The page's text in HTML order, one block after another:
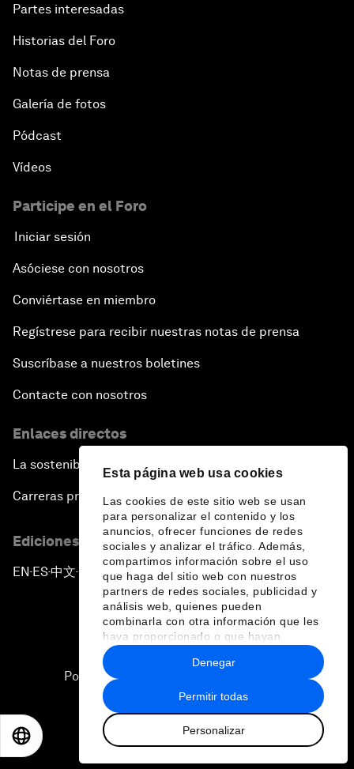
Esta página web usa cookies
Las cookies de este sitio web se usan
para personalizar el contenido y los
anuncios, ofrecer funciones de redes
sociales y analizar el tráfico. Además,
compartimos información sobre el uso
que haga del sitio web con nuestros
partners de redes sociales, publicidad y
análisis web, quienes pueden
combinarla con otra información que les
haya proporcionado o que hayan
recopilado a partir del uso que haya
hecho de sus servicios.
Permitir todas
Personalizar
Denegar
Partes interesadas
Historias del Foro
Notas de prensa
Galería de fotos
Pódcast
Vídeos
Participe en el Foro
Iniciar sesión
Asóciese con nosotros
Conviértase en miembro
Regístrese para recibir nuestras notas de prensa
Suscríbase a nuestros boletines
Contacte con nosotros
Enlaces directos
La sostenibilidad en el Foro
Carreras profesionales
Ediciones en otros idiomas
EN ▪ES▪中文▪ 日本語
Política de privacidad y normas de uso
Sitemap
2026 Foro Económico Mundial